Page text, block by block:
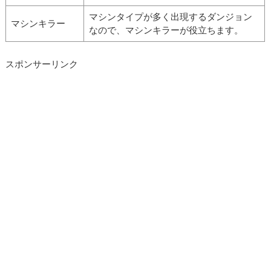
マシンキラー
マシンタイプが多く出現するダンジョン
なので、マシンキラーが役立ちます。
スポンサーリンク